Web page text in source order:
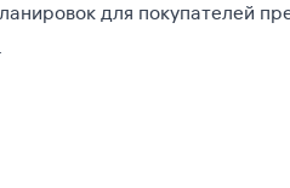
для покупателей